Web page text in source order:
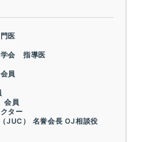
医
学会 指導医
員
会員
ター
） 名誉会長 OJ相談役